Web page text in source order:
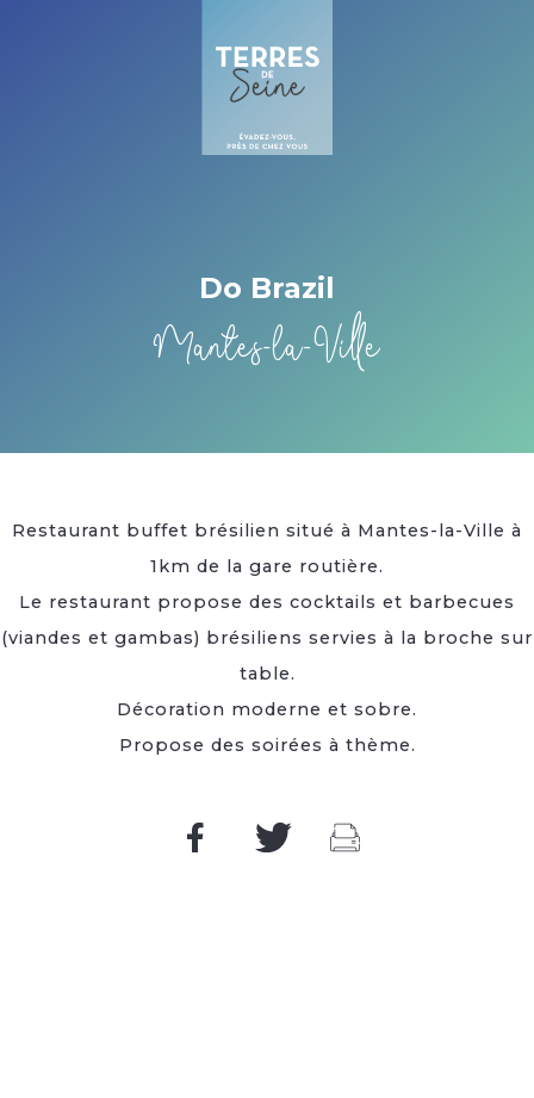
Do Brazil
Mantes-la-Ville
Restaurant buffet brésilien situé à Mantes-la-Ville à
1km de la gare routière.
Le restaurant propose des cocktails et barbecues
(viandes et gambas) brésiliens servies à la broche sur
table.
Décoration moderne et sobre.
Propose des soirées à thème.